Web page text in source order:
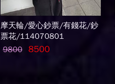
摩天輪/愛心鈔票/有錢花/鈔
票花/114070801
9800
8500